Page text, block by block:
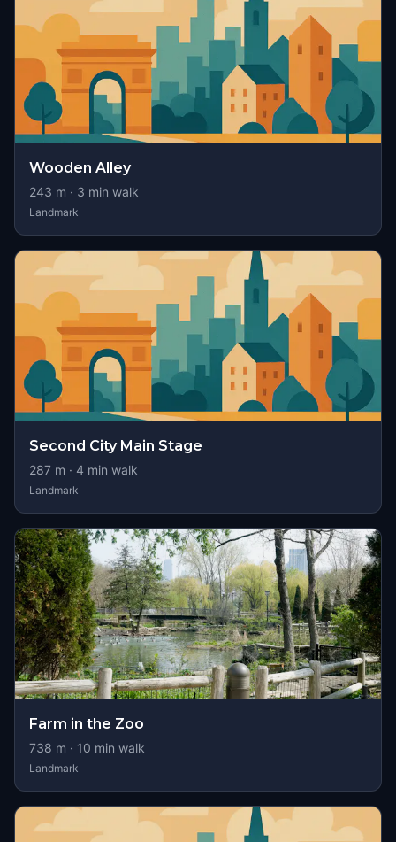
Wooden Alley
243 m · 3 min walk
Landmark
Second City Main Stage
287 m · 4 min walk
Landmark
Farm in the Zoo
738 m · 10 min walk
Landmark